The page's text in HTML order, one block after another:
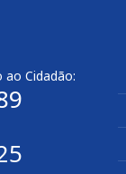
Cidadão: